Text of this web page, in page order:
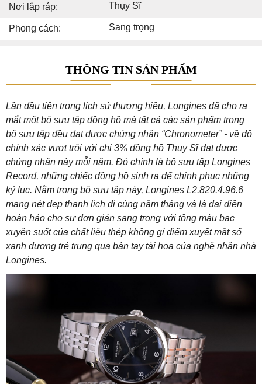
Nơi lắp ráp: Thụy Sĩ
Phong cách: Sang trọng
THÔNG TIN SẢN PHẨM
Lần đầu tiên trong lịch sử thương hiệu, Longines đã cho ra
mắt một bộ sưu tập đồng hồ mà tất cả các sản phẩm trong
bộ sưu tập đều đạt được chứng nhận “Chronometer” - về độ
chính xác vượt trội với chỉ 3% đồng hồ Thuỵ Sĩ đạt được
chứng nhận này mỗi năm. Đó chính là bộ sưu tập Longines
Record, những chiếc đồng hồ sinh ra để chinh phục những
kỷ lục. Nằm trong bộ sưu tập này, Longines L2.820.4.96.6
mang nét đẹp thanh lịch đi cùng năm tháng và là đại diện
hoàn hảo cho sự đơn giản sang trọng với tông màu bạc
xuyên suốt của chất liệu thép không gỉ điểm xuyết mặt số
xanh dương trẻ trung qua bàn tay tài hoa của nghệ nhân nhà
Longines.